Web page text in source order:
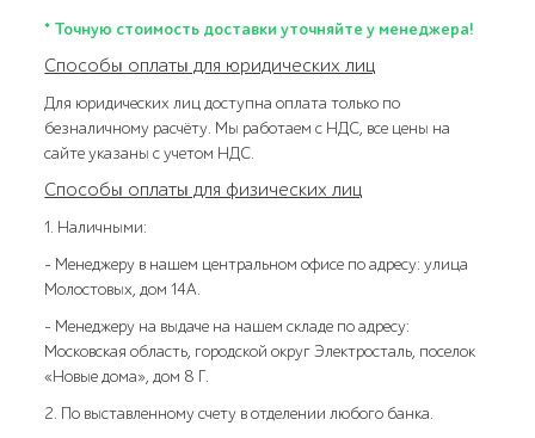
* Точную стоимость доставки уточняйте у менеджера!
Способы оплаты для юридических лиц
Для юридических лиц доступна оплата только по
безналичному расчёту. Мы работаем с НДС, все цены на
сайте указаны с учетом НДС.
Способы оплаты для физических лиц
1. Наличными:
- Менеджеру в нашем центральном офисе по адресу: улица
Молостовых, дом 14А.
- Менеджеру на выдаче на нашем складе по адресу:
Московская область, городской округ Электросталь, поселок
«Новые дома», дом 8 Г.
2. По выставленному счету в отделении любого банка.